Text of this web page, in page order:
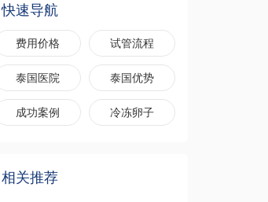
快速导航
费用价格 试管流程
泰国医院 泰国优势
成功案例 冷冻卵子
相关推荐